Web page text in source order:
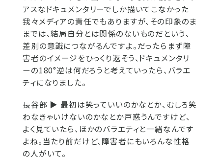
アスなドキュメンタリーでしか描いてこなかった
我々メディアの責任でもありますが、その印象のま
までは、結局自分とは関係のないものだという、
差別の意識につながるんですよ。だったらまず障
害者のイメージをひっくり返そう、ドキュメンタリ
ーの180°逆は何だろうと考えていったら、バラエ
ティになりました。
長谷部 ▶ 最初は笑っていいのかなとか、むしろ笑
わなきゃいけないのかなとか戸惑うんですけど、
よく見ていたら、ほかのバラエティと一緒なんです
よね。当たり前だけど、障害者にもいろんな性格
の人がいて。